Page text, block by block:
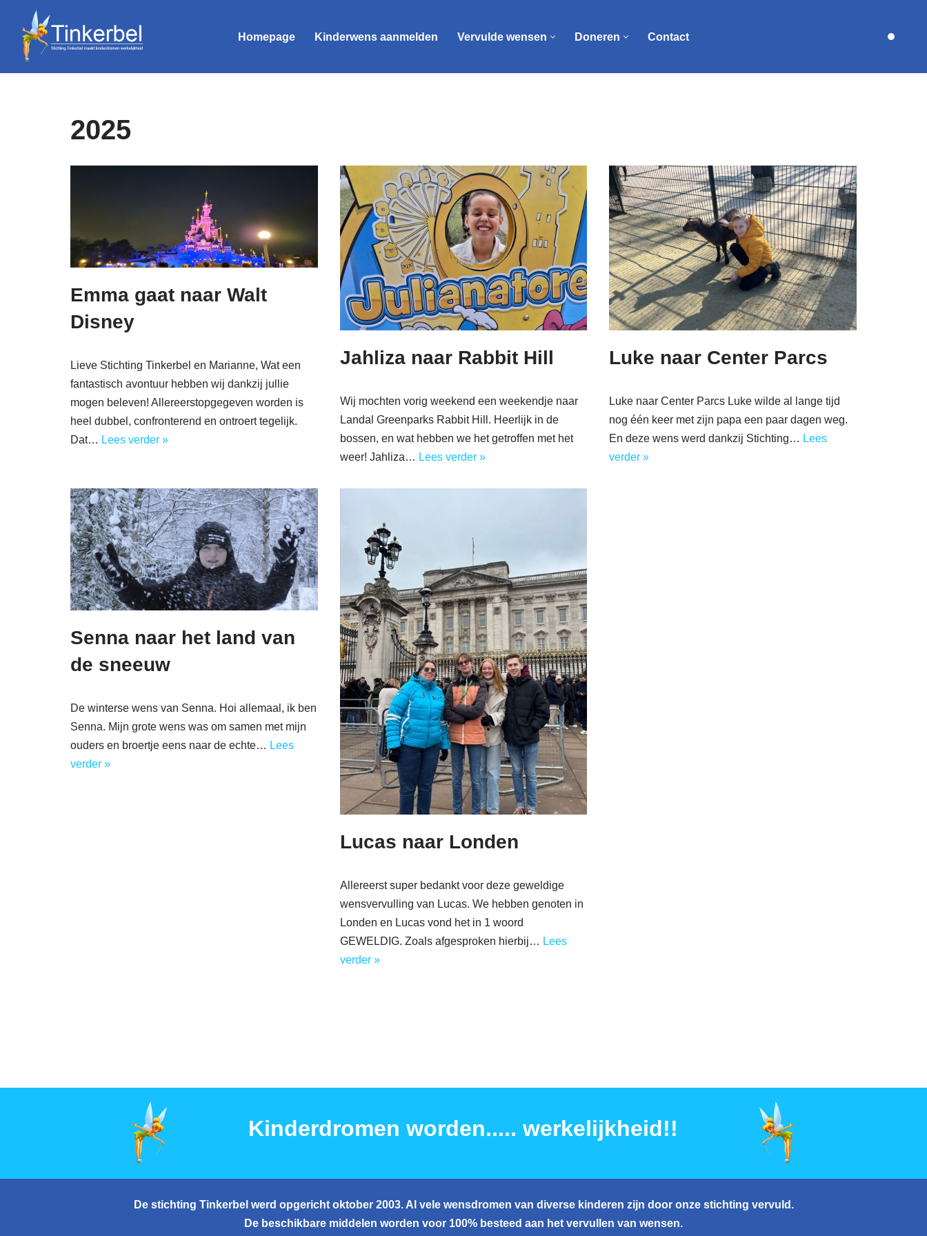
Ga
naar
de
Homepage Kinderwens aanmelden Vervulde wensen Doneren Contact
2025
Emma gaat naar Walt
Disney
Lieve Stichting Tinkerbel en Marianne, Wat een
fantastisch avontuur hebben wij dankzij jullie
mogen beleven! Allereerstopgegeven worden is
heel dubbel, confronterend en ontroert tegelijk.
Dat… Lees verder »
Jahliza naar Rabbit Hill
Wij mochten vorig weekend een weekendje naar
Landal Greenparks Rabbit Hill. Heerlijk in de
bossen, en wat hebben we het getroffen met het
weer! Jahliza… Lees verder »
Luke naar Center Parcs
Luke naar Center Parcs Luke wilde al lange tijd
nog één keer met zijn papa een paar dagen weg.
En deze wens werd dankzij Stichting… Lees
verder »
Senna naar het land van
de sneeuw
De winterse wens van Senna. Hoi allemaal, ik ben
Senna. Mijn grote wens was om samen met mijn
ouders en broertje eens naar de echte… Lees
verder »
Lucas naar Londen
Allereerst super bedankt voor deze geweldige
wensvervulling van Lucas. We hebben genoten in
Londen en Lucas vond het in 1 woord
GEWELDIG. Zoals afgesproken hierbij… Lees
verder »
Kinderdromen worden..... werkelijkheid!!
De stichting Tinkerbel werd opgericht oktober 2003. Al vele wensdromen van diverse kinderen zijn door onze stichting vervuld.
De beschikbare middelen worden voor 100% besteed aan het vervullen van wensen.